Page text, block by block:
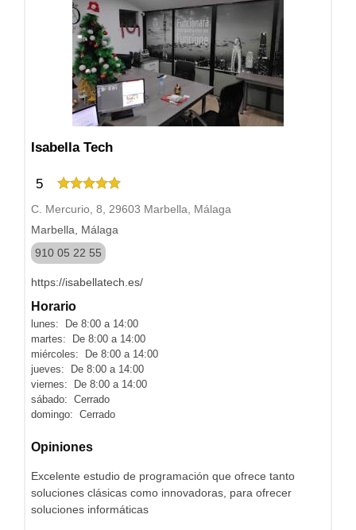
Isabella Tech
5
C. Mercurio, 8, 29603 Marbella, Málaga
Marbella, Málaga
910 05 22 55
https://isabellatech.es/
Horario
lunes: De 8:00 a 14:00
martes: De 8:00 a 14:00
miércoles: De 8:00 a 14:00
jueves: De 8:00 a 14:00
viernes: De 8:00 a 14:00
sábado: Cerrado
domingo: Cerrado
Opiniones
Excelente estudio de programación que ofrece tanto
soluciones clásicas como innovadoras, para ofrecer
soluciones informáticas